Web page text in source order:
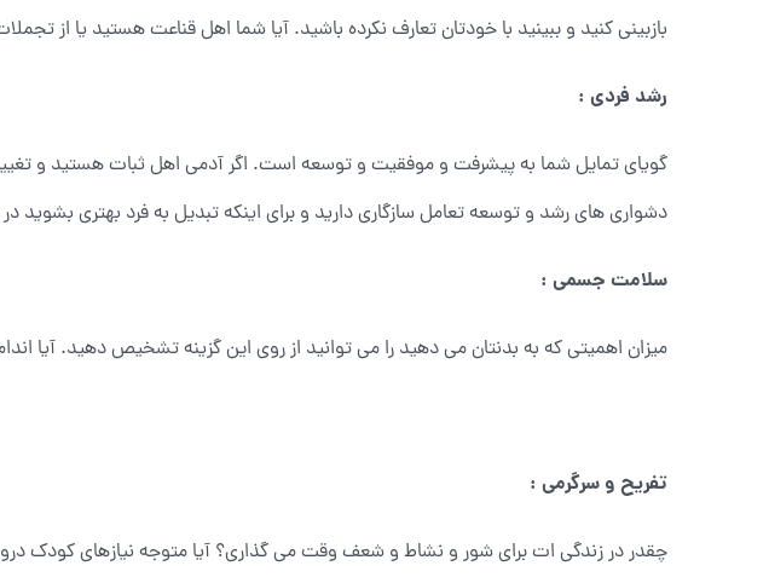
بازبینی کنید و ببینید با خودتان تعارف نکرده باشید. آیا شما اهل قناعت هستید یا از
رشد فردی :
گویای تمایل شما به پیشرفت و موفقیت و توسعه است. اگر آدمی اهل ثبات هستید و تغییر
دشواری های رشد و توسعه تعامل سازگاری دارید و برای اینکه تبدیل به فرد بهتری
سلامت جسمی :
میزان اهمیتی که به بدنتان می دهید را می توانید از روی این گزینه تشخیص دهید. آیا
تفریح و سرگرمی :
چقدر در زندگی ات برای شور و نشاط و شعف وقت می گذاری؟ آیا متوجه نیازهای کودک